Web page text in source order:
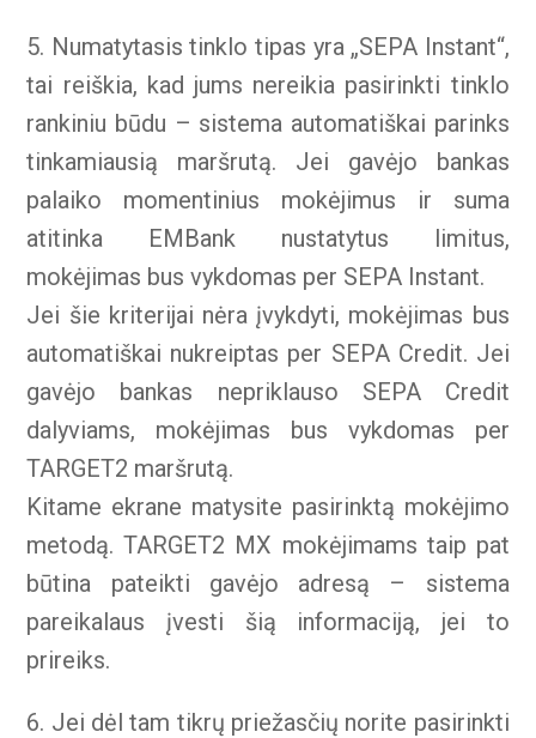
5. Numatytasis tinklo tipas yra „SEPA Instant“,
tai reiškia, kad jums nereikia pasirinkti tinklo
rankiniu būdu – sistema automatiškai parinks
tinkamiausią maršrutą. Jei gavėjo bankas
palaiko momentinius mokėjimus ir suma
atitinka EMBank nustatytus limitus,
mokėjimas bus vykdomas per SEPA Instant.
Jei šie kriterijai nėra įvykdyti, mokėjimas bus
automatiškai nukreiptas per SEPA Credit. Jei
gavėjo bankas nepriklauso SEPA Credit
dalyviams, mokėjimas bus vykdomas per
TARGET2 maršrutą.
Kitame ekrane matysite pasirinktą mokėjimo
metodą. TARGET2 MX mokėjimams taip pat
būtina pateikti gavėjo adresą – sistema
pareikalaus įvesti šią informaciją, jei to
prireiks.
6. Jei dėl tam tikrų priežasčių norite pasirinkti